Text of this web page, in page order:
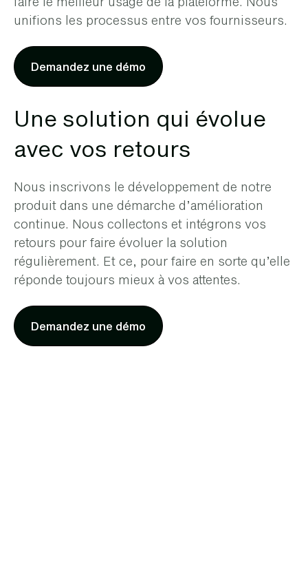
unifions les processus entre vos fournisseurs.
Demandez une démo
Une solution qui évolue
avec vos retours
Nous inscrivons le développement de notre
produit dans une démarche d’amélioration
continue. Nous collectons et intégrons vos
retours pour faire évoluer la solution
régulièrement. Et ce, pour faire en sorte qu’elle
réponde toujours mieux à vos attentes.
Demandez une démo